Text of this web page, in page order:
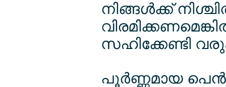
നിങ്ങള്‍ക്ക്
സഹിക്കേണ്ടി
പൂര്‍ണ്ണമായ